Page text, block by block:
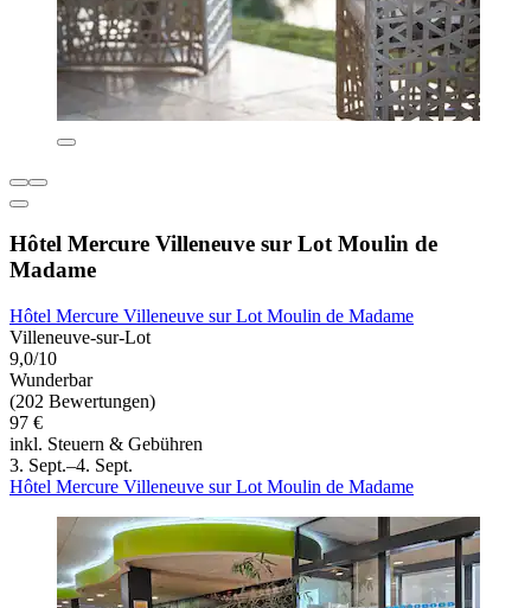
Hôtel Mercure Villeneuve sur Lot Moulin de
Madame
Hôtel Mercure Villeneuve sur Lot Moulin de Madame
Villeneuve-sur-Lot
9,0/10
Wunderbar
(202 Bewertungen)
97 €
inkl. Steuern & Gebühren
3. Sept.–4. Sept.
Hôtel Mercure Villeneuve sur Lot Moulin de Madame